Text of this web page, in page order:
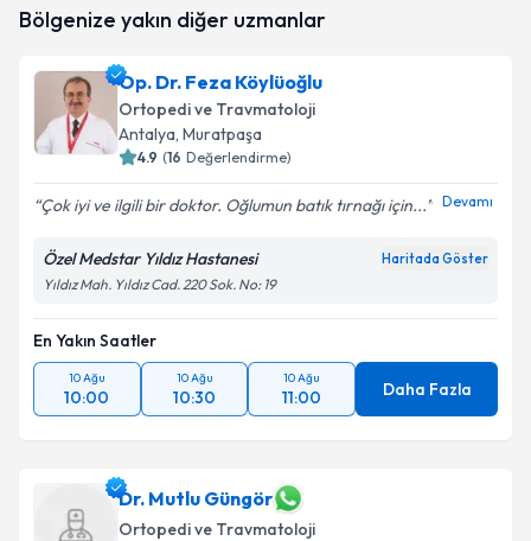
Bölgenize yakın diğer uzmanlar
Op. Dr. Feza Köylüoğlu
Ortopedi ve Travmatoloji
Antalya, Muratpaşa
4.9 (16 Değerlendirme)
Çok iyi ve ilgili bir doktor. Oğlumun batık tırnağı için... Devamı
Özel Medstar Yıldız Hastanesi Haritada Göster
Yıldız Mah. Yıldız Cad. 220 Sok. No: 19
En Yakın Saatler
10 Ağu
10:00
10 Ağu
10:30
10 Ağu
11:00 Daha Fazla
Dr. Mutlu Güngör
Ortopedi ve Travmatoloji